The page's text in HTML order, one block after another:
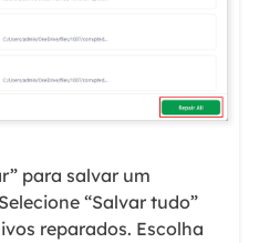
para salvar um
“Salvar tudo”
reparados. Escolha